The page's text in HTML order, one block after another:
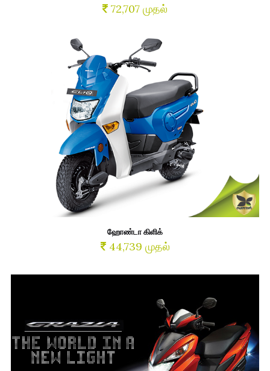
72,707 முதல்
ஹோண்டா கிளிக்
44,739 முதல்